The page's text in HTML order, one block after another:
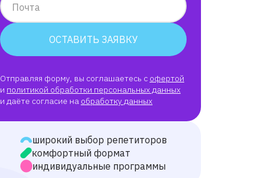
Почта
ОСТАВИТЬ ЗАЯВКУ
Отправляя форму, вы соглашаетесь с офертой
и политикой обработки персональных данных
и даёте согласие на обработку данных
широкий выбор репетиторов
комфортный формат
индивидуальные программы